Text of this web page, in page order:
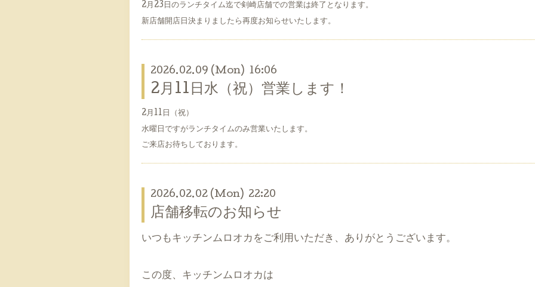
2月23日のランチタイム迄で剣崎店舗での営業は終了となります。
新店舗開店日決まりましたら再度お知らせいたします。
2026.02.09 (Mon) 16:06
2月11日水（祝）営業します！
2月11日（祝）
水曜日ですがランチタイムのみ営業いたします。
ご来店お待ちしております。
2026.02.02 (Mon) 22:20
店舗移転のお知らせ
いつもキッチンムロオカをご利用いただき、ありがとうございます。
この度、キッチンムロオカは